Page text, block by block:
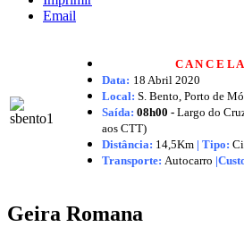
Email
C A N C E L
Data: 18 Abril 2020
Local: S. Bento, Porto de
Saída: 08h00 - Largo do
aos CTT)
Distância: 14,5Km | Tipo:
Transporte: Autocarro |
Geira Romana